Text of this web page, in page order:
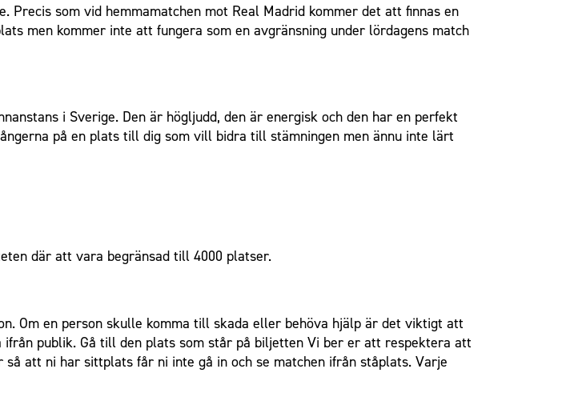
Precis som vid hemmamatchen mot Real Madrid kommer det att finnas en
men kommer inte att fungera som en avgränsning under lördagens match
i Sverige. Den är högljudd, den är energisk och den har en perfekt
på en plats till dig som vill bidra till stämningen men ännu inte lärt
där att vara begränsad till 4000 platser.
Om en person skulle komma till skada eller behöva hjälp är det viktigt att
publik. Gå till den plats som står på biljetten Vi ber er att respektera att
att ni har sittplats får ni inte gå in och se matchen ifrån ståplats. Varje